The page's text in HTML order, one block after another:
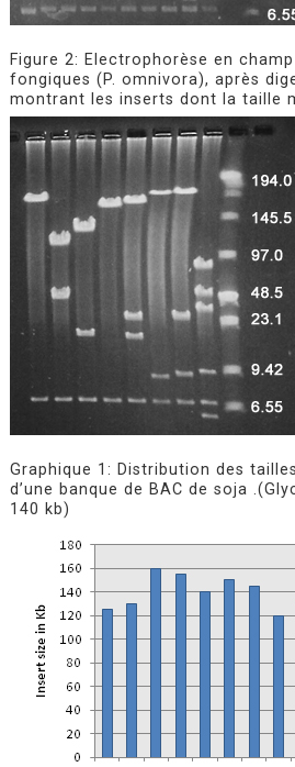
Figure 2: Electrophorèse en
fongiques (P. omnivora), après
montrant les inserts dont la taille
Graphique 1: Distribution des
d’une banque de BAC de soja
140 kb)